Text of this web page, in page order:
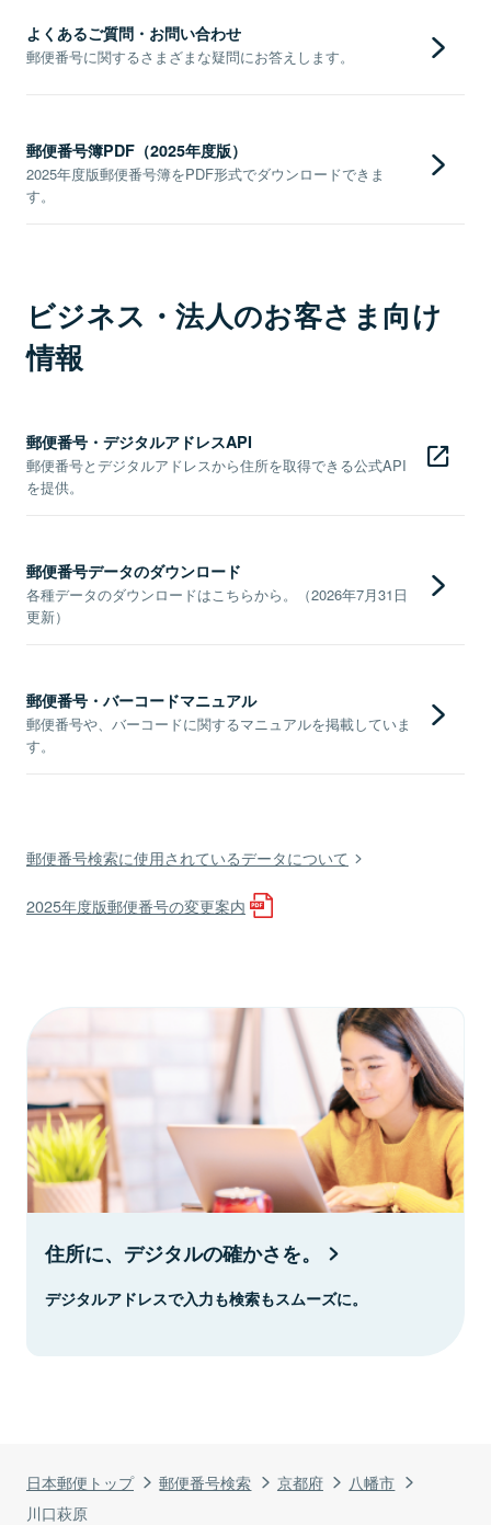
日本郵便トップ 郵便番号検索 京都府
八幡市
川口萩原
よくあるご質問・お問い合わせ
郵便番号に関するさまざまな疑問にお答えします。
郵便番号簿PDF（2025年度版）
2025年度版郵便番号簿をPDF形式でダウンロードできま
す。
ビジネス・法人のお客さま向け
情報
郵便番号・デジタルアドレスAPI
郵便番号とデジタルアドレスから住所を取得できる公式API
を提供。
郵便番号データのダウンロード
各種データのダウンロードはこちらから。（2026年7月31日
更新）
郵便番号・バーコードマニュアル
郵便番号や、バーコードに関するマニュアルを掲載していま
す。
郵便番号検索に使用されているデータについて
2025年度版郵便番号の変更案内
住所に、デジタルの確かさを。
デジタルアドレスで入力も検索もスムーズに。